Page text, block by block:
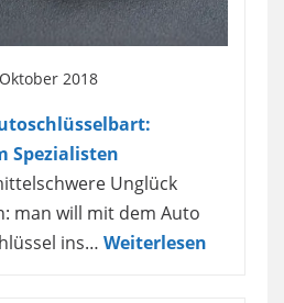
2018
Spezialisten
Unglück
man will mit dem Auto
ins… Weiterlesen